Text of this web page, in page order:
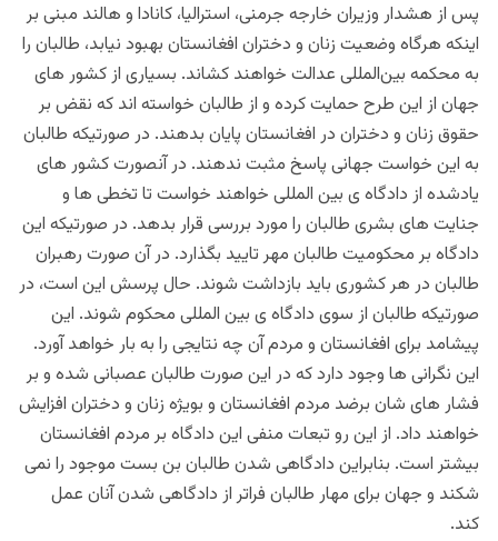
پس از هشدار وزیران خارجه جرمنی، استرالیا، کانادا و هالند مبنی بر
اینکه هرگاه وضعیت زنان و دختران افغانستان بهبود نیابد، طالبان را
به محکمه بین‌المللی عدالت خواهند کشاند. بسیاری از کشور های
جهان از این طرح حمایت کرده و از طالبان خواسته اند که نقض بر
حقوق زنان و دختران در افغانستان پایان بدهند. در صورتیکه طالبان
به این خواست جهانی پاسخ مثبت ندهند. در آنصورت کشور های
یادشده از دادگاه ی بین المللی خواهند خواست تا تخطی ها و
جنایت های بشری طالبان را مورد بررسی قرار بدهد‌. در صورتیکه این
دادگاه بر محکومیت طالبان مهر تایید بگذارد. در آن صورت رهبران
طالبان در هر کشوری باید بازداشت شوند. حال پرسش این است، در
صورتیکه طالبان از سوی دادگاه ی بین المللی محکوم شوند. این
پیشامد برای افغانستان و مردم آن چه نتایجی را به بار خواهد آورد.
این نگرانی ها وجود دارد که در این صورت طالبان عصبانی شده و بر
فشار های شان برضد مردم افغانستان و بویژه زنان و دختران افزایش
خواهند داد. از این رو تبعات منفی این دادگاه بر مردم افغانستان
بیشتر است. بنابراین دادگاهی شدن طالبان بن بست موجود را نمی
شکند و جهان برای مهار طالبان فراتر از دادگاهی شدن آنان عمل
کند.